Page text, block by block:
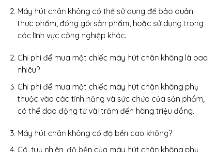
Máy hút chân không có thể sử dụng để bảo quản
thực phẩm, đóng gói sản phẩm, hoặc sử dụng trong
các lĩnh vực công nghiệp khác.
Chi phí để mua một chiếc máy hút chân không là bao
nhiêu?
Chi phí để mua một chiếc máy hút chân không phụ
thuộc vào các tính năng và sức chứa của sản phẩm,
có thể dao động từ vài trăm đến hàng triệu đồng.
Máy hút chân không có độ bền cao không?
Có, tuy nhiên, độ bền của máy hút chân không phụ